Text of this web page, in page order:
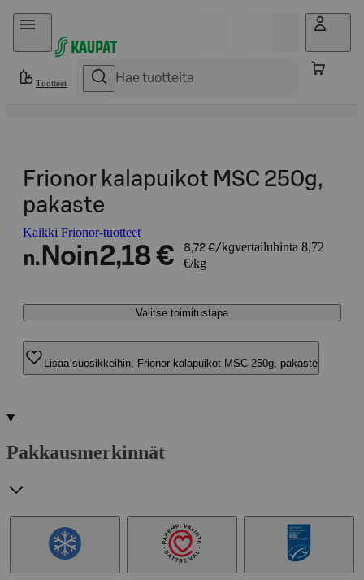
Hyppää sisältöön
Tuotteet
Frionor kalapuikot MSC 250g,
pakaste
Kaikki Frionor-tuotteet
n. Noin2,18 € 8,72 €/kgvertailuhinta 8,72
€/kg
Valitse toimitustapa
Lisää suosikkeihin, Frionor kalapuikot MSC 250g, pakaste
Pakkausmerkinnät